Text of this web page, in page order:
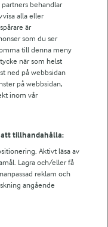
behandlar
alla eller
är
som du ser
till denna meny
när som helst
ned på webbsidan
på webbsidan,
inom vår
att tillhandahålla:
Aktivt läsa av
Lagra och/eller få
reklam och
angående